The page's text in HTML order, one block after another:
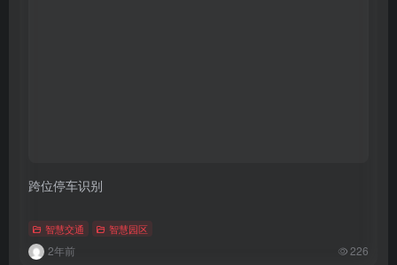
跨位停车识别
智慧交通 智慧园区
2年前 226